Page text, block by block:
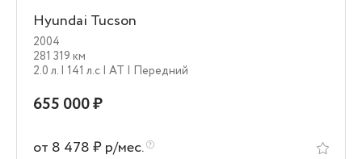
Hyundai Tucson
2004
281 319 км
2.0 л. | 141 л.c | AT | Передний
655 000 ₽
от 8 478 ₽ р/мес.